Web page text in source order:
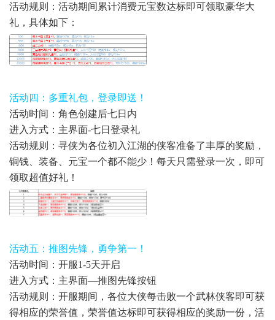
活动规则：活动期间累计消费元宝数达标即可领取豪华大
礼，具体如下：
活动四：多重礼包，登录即送！
活动时间：角色创建后七日内
进入方式：主界面-七日登录礼
活动规则：寻侠为各位初入江湖的侠客准备了丰厚的奖励，
铜钱、装备、元宝一个都不能少！每天只需登录一次，即可
领取超值好礼！
活动五：推图先锋，勇争第一！
活动时间：开服1-5天开启
进入方式：主界面—推图先锋按钮
活动规则：开服期间，各位大侠每击败一个武林侠客即可获
得相应的荣誉值，荣誉值达标即可获得相应的奖励一份，活